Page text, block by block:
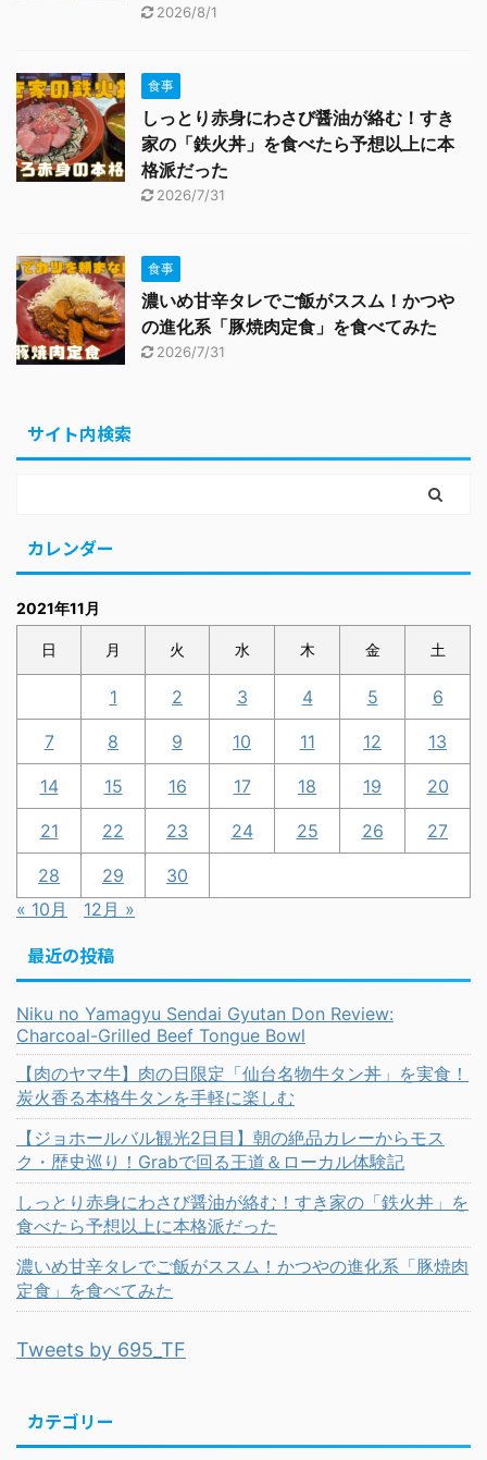
2026/8/1
食事
しっとり赤身にわさび醤油が絡む！すき
家の「鉄火丼」を食べたら予想以上に本
格派だった
2026/7/31
食事
濃いめ甘辛タレでご飯がススム！かつや
の進化系「豚焼肉定食」を食べてみた
2026/7/31
サイト内検索
カレンダー
2021年11月
日 月 火 水 木 金 土
1 2 3 4 5 6
7 8 9 10 11 12 13
14 15 16 17 18 19 20
21 22 23 24 25 26 27
28 29
30
« 10月
12月 »
最近の投稿
Niku no Yamagyu Sendai Gyutan Don Review:
Charcoal-Grilled Beef Tongue Bowl
【肉のヤマ牛】肉の日限定「仙台名物牛タン丼」を実食！
炭火香る本格牛タンを手軽に楽しむ
【ジョホールバル観光2日目】朝の絶品カレーからモス
ク・歴史巡り！Grabで回る王道＆ローカル体験記
しっとり赤身にわさび醤油が絡む！すき家の「鉄火丼」を
食べたら予想以上に本格派だった
濃いめ甘辛タレでご飯がススム！かつやの進化系「豚焼肉
定食」を食べてみた
Tweets by 695_TF
カテゴリー